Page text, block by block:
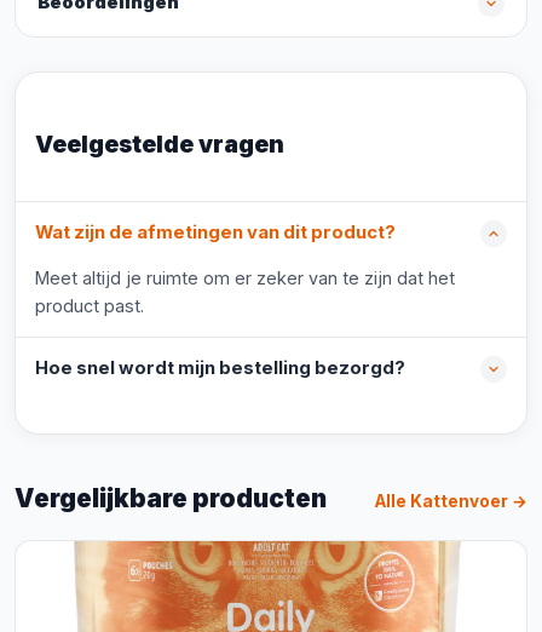
Veelgestelde vragen
Wat zijn de afmetingen van dit product?
Meet altijd je ruimte om er zeker van te zijn dat het
product past.
Hoe snel wordt mijn bestelling bezorgd?
Vergelijkbare producten Alle Kattenvoer →